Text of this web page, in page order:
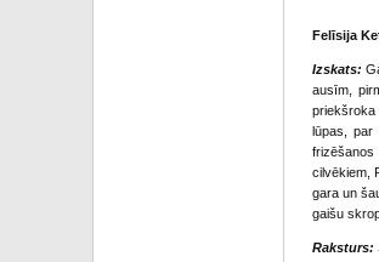
Felīsija
Izskats:
ausīm,
priekšroka
lūpas, par
cilvēkiem,
gara un
gaišu
Raksturs: